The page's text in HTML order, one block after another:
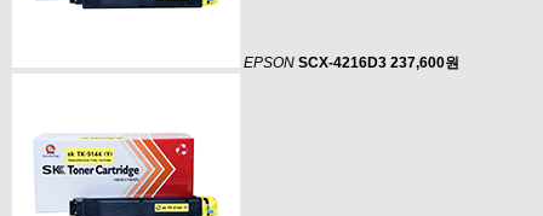
EPSON SCX-4216D3 237,600원